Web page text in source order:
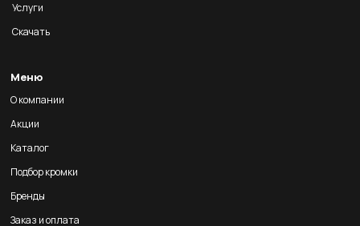
Услуги
Скачать
Меню
О компании
Акции
Каталог
Подбор кромки
Бренды
Заказ и оплата